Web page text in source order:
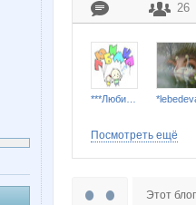
26
Посмотреть ещё
Этот